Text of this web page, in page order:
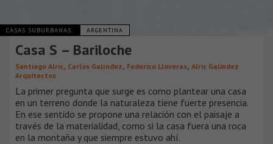
CASAS SUBURBANAS ARGENTINA
Casa S – Bariloche
Santiago Alric, Carlos Galíndez, Federico Lloveras, Alric Galindez
Arquitectos
La primer pregunta que surge es como plantear una casa
en un terreno donde la naturaleza tiene fuerte presencia.
En ese sentido se propone una relación con el paisaje a
través de la materialidad, como si la casa fuera una roca
en la montaña y que siempre estuvo ahí.